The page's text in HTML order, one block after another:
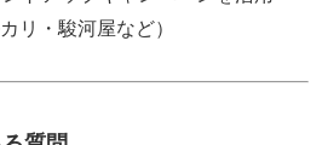
リ・駿河屋など）